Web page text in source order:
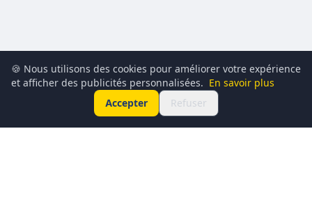
🍪 Nous utilisons des cookies pour améliorer votre expérience
et afficher des publicités personnalisées. En savoir plus
Accepter
Refuser